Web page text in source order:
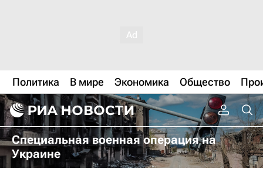
Политика В мире Экономика Общество
Специальная военная операция на
Украине